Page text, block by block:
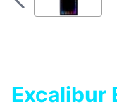
Excalibur